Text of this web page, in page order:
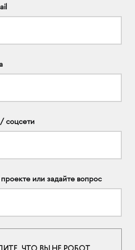
соцсети
или задайте вопрос